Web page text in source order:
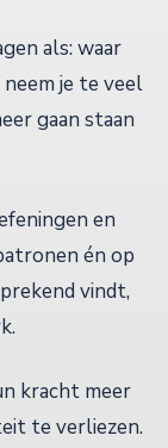
als: waar
neem je te veel
gaan staan
en
én op
vindt,
kracht meer
te verliezen.